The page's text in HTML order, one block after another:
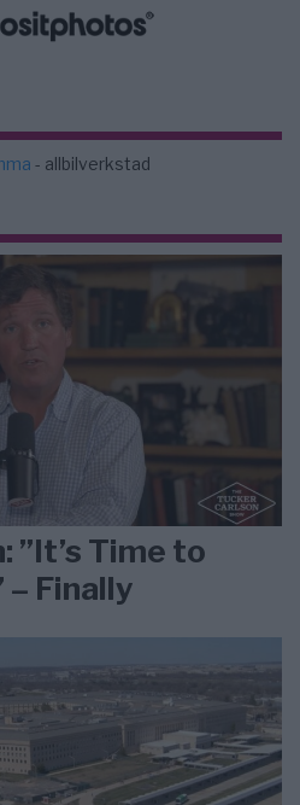
- allbilverkstad
”It’s Time to
– Finally